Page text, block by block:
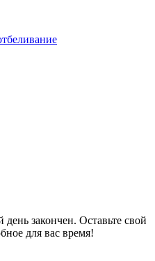
закончен. Оставьте свой
для вас время!